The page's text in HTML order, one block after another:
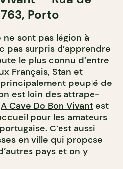
Porto
sont pas légion à
pas surpris d’apprendre
le plus connu d’entre
Français, Stan et
peuplé de
est loin des attrape-
A Cave Do Bon Vivant est
pour les amateurs
C’est aussi
en ville qui propose
pays et on y